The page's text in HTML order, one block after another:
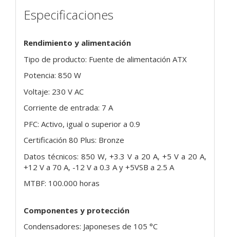
Especificaciones
Rendimiento y alimentación
Tipo de producto: Fuente de alimentación ATX
Potencia: 850 W
Voltaje: 230 V AC
Corriente de entrada: 7 A
PFC: Activo, igual o superior a 0.9
Certificación 80 Plus: Bronze
Datos técnicos: 850 W, +3.3 V a 20 A, +5 V a 20 A,
+12 V a 70 A, -12 V a 0.3 A y +5VSB a 2.5 A
MTBF: 100.000 horas
Componentes y protección
Condensadores: Japoneses de 105 °C